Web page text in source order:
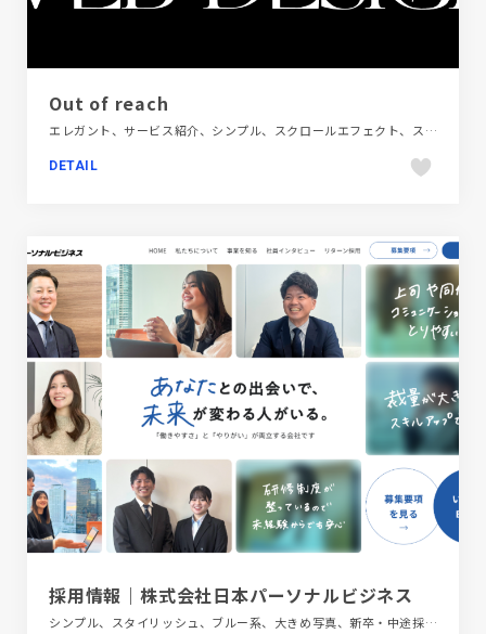
Out of reach
エレガント、サービス紹介、シンプル、スクロールエフェクト、スタイリッシュ、タイポグラフィー、デザイン・アート・音楽・文芸、ナチュラル、ブランド・サービスサイト、ホワイト系、モーション多め、大きめ写真、海外サイト
DETAIL
採用情報｜株式会社日本パーソナルビジネス
シンプル、スタイリッシュ、ブルー系、大きめ写真、新卒・中途採用サイト、金融・法律・人材・専門職